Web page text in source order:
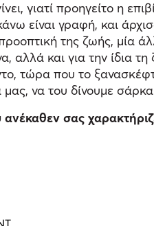
γιατί προηγείτο η
είναι γραφή, και
της ζωής, μία
αλλά και για την ίδια
τώρα που το
να του δίνουμε
σας